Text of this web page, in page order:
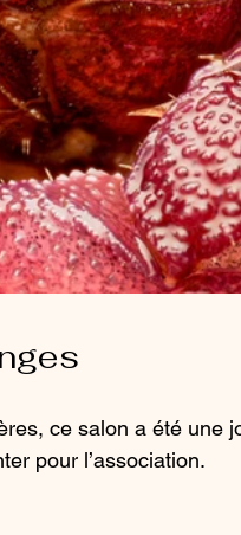
ce salon a été une
pour l’association.